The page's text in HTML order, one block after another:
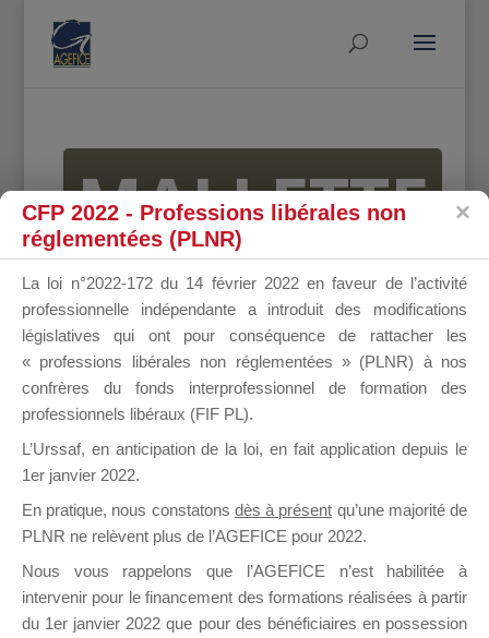
MALLETTE
DU
DIRIGEANT
il y a un mois
CFP 2022 - Professions libérales non
réglementées (PLNR)
La loi n°2022-172 du 14 février 2022 en faveur de l’activité
professionnelle indépendante a introduit des modifications
législatives qui ont pour conséquence de rattacher les
« professions libérales non réglementées » (PLNR) à nos
confrères du fonds interprofessionnel de formation des
professionnels libéraux (FIF PL).
L’Urssaf, en anticipation de la loi, en fait application depuis le
1er janvier 2022.
En pratique, nous constatons dès à présent qu’une majorité de
PLNR ne relèvent plus de l’AGEFICE pour 2022.
Nous vous rappelons que l’AGEFICE n’est habilitée à
intervenir pour le financement des formations réalisées à partir
du 1er janvier 2022 que pour des bénéficiaires en possession